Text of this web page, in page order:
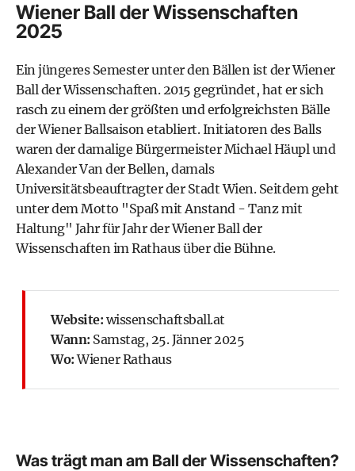
Wiener Ball der Wissenschaften
2025
Ein jüngeres Semester unter den Bällen ist der Wiener
Ball der Wissenschaften. 2015 gegründet, hat er sich
rasch zu einem der größten und erfolgreichsten Bälle
der Wiener Ballsaison etabliert. Initiatoren des Balls
waren der damalige Bürgermeister Michael Häupl und
Alexander Van der Bellen, damals
Universitätsbeauftragter der Stadt Wien. Seitdem geht
unter dem Motto "Spaß mit Anstand - Tanz mit
Haltung" Jahr für Jahr der Wiener Ball der
Wissenschaften im Rathaus über die Bühne.
Website: wissenschaftsball.at
Wann: Samstag, 25. Jänner 2025
Wo:Wiener Rathaus
Was trägt man am Ball der Wissenschaften?